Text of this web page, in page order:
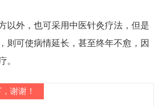
外，也可采用中医针灸疗法，但是
则可使病情延长，甚至终年不愈，因
。
谢谢！